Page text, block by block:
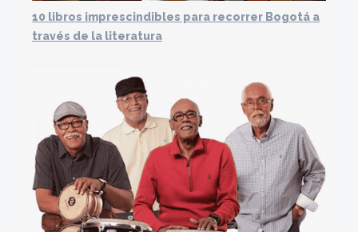
10 libros imprescindibles para recorrer Bogotá a
través de la literatura